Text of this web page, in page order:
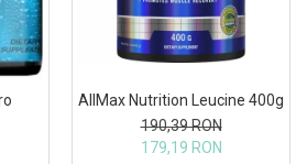
AllMax Nutrition Leucine 400g
190,39 RON
179,19 RON